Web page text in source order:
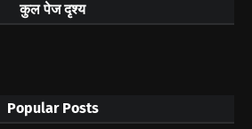
कुल पेज दृश्य
Popular Posts